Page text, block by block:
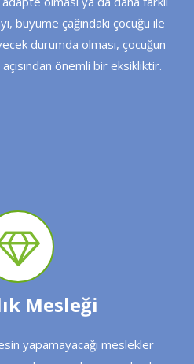
büyüme çağındaki çocuğu ile
durumda olması, çocuğun
önemli bir eksikliktir.
Mesleği
yapamayacağı meslekler